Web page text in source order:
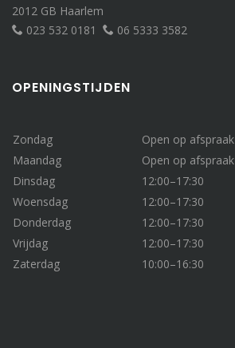
2012 GB Haarlem
023 532 0181
06 5333 3582
OPENINGSTIJDEN
Zondag
Open op afspraak
Maandag
Open op afspraak
Dinsdag
12:00–17:30
Woensdag
12:00–17:30
Donderdag
12:00–17:30
Vrijdag
12:00–17:30
Zaterdag
10:00–16:30